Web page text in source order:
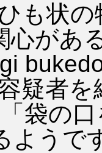
も状
心があ
疑者
袋の
ようで